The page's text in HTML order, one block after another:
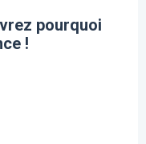
pourquoi
!